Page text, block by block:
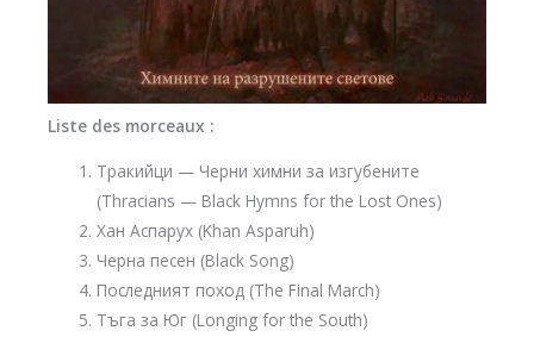
Liste des morceaux :
Тракийци — Черни химни за изгубените
(Thracians — Black Hymns for the Lost Ones)
Хан Аспарух (Khan Asparuh)
Черна песен (Black Song)
Последният поход (The Final March)
Тъга за Юг (Longing for the South)